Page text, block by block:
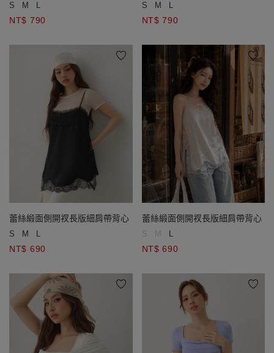
S M L
NT$ 790
S M L
NT$ 790
蕾絲緞面側開衩長版細肩帶背心
S M L
NT$ 690
蕾絲緞面側開衩長版細肩帶背心
S M L
NT$ 690